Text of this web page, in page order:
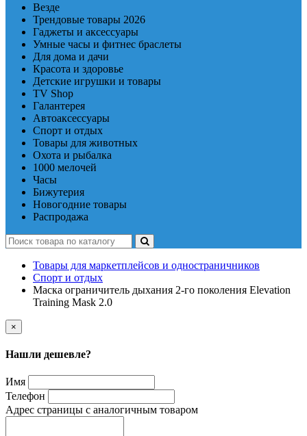
Везде
Трендовые товары 2026
Гаджеты и аксессуары
Умные часы и фитнес браслеты
Для дома и дачи
Красота и здоровье
Детские игрушки и товары
TV Shop
Галантерея
Автоаксессуары
Спорт и отдых
Товары для животных
Охота и рыбалка
1000 мелочей
Часы
Бижутерия
Новогодние товары
Распродажа
Товары для маркетплейсов и одностраничников
Спорт и отдых
Маска ограничитель дыхания 2-го поколения Elevation
Training Mask 2.0
×
Нашли дешевле?
Имя
Телефон
Адрес страницы с аналогичным товаром